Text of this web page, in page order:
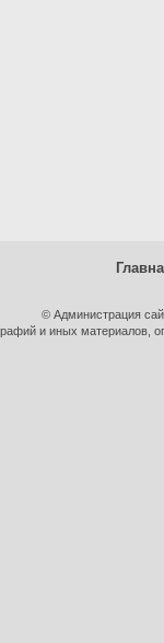
© Администрация
и иных материалов,